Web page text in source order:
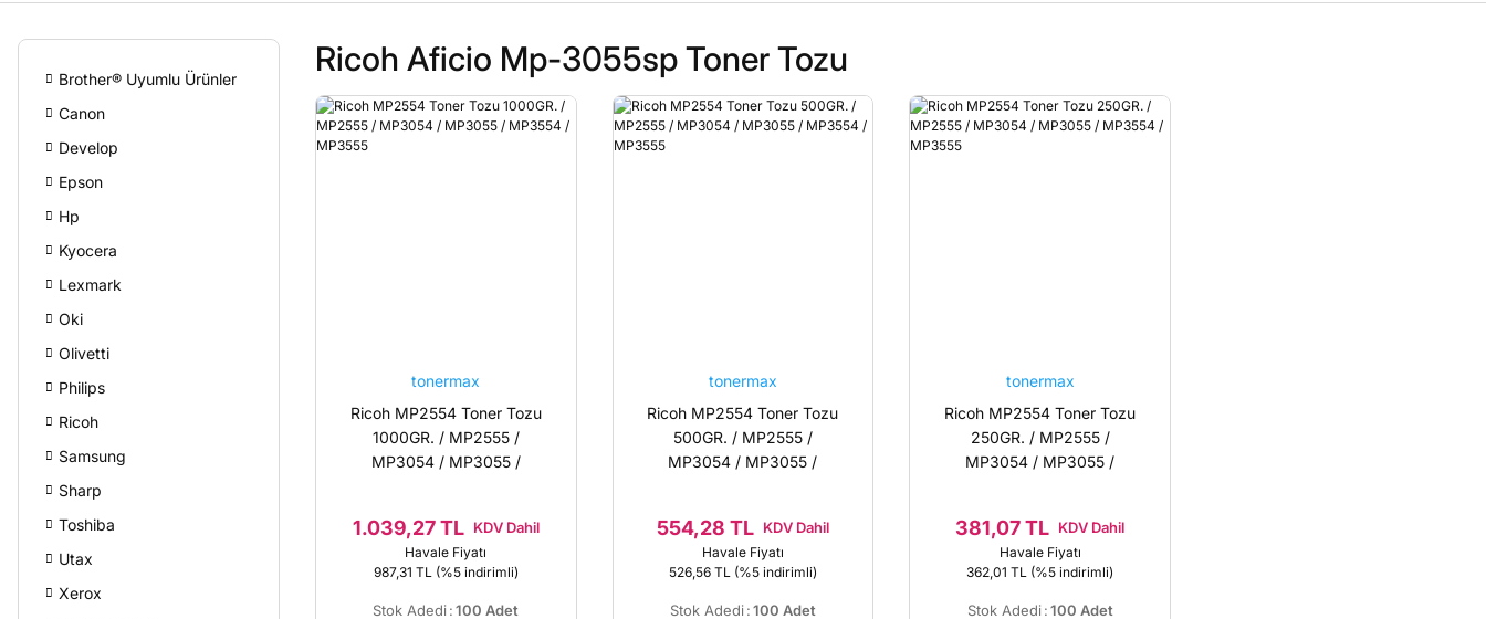
Brother® Uyumlu Ürünler
Canon
Develop
Epson
Hp
Kyocera
Lexmark
Oki
Olivetti
Philips
Ricoh
Samsung
Sharp
Toshiba
Utax
Xerox
Ricoh Aficio Mp-3055sp Toner Tozu
tonermax
Ricoh MP2554 Toner Tozu
1000GR. / MP2555 /
MP3054 / MP3055 /
1.039,27 TL KDV Dahil
Havale Fiyatı
987,31 TL (%5 indirimli)
Stok Adedi :100 Adet
tonermax
Ricoh MP2554 Toner Tozu
500GR. / MP2555 /
MP3054 / MP3055 /
554,28 TL KDV Dahil
Havale Fiyatı
526,56 TL (%5 indirimli)
Stok Adedi :100 Adet
tonermax
Ricoh MP2554 Toner Tozu
250GR. / MP2555 /
MP3054 / MP3055 /
381,07 TL KDV Dahil
Havale Fiyatı
362,01 TL (%5 indirimli)
Stok Adedi :100 Adet